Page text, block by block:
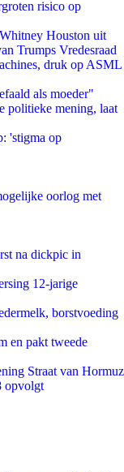
risico op
Houston uit
Trumps Vredesraad
druk op ASML
als moeder"
politieke mening, laat
'stigma op
oorlog met
na dickpic in
12-jarige
borstvoeding
en pakt tweede
Straat van Hormuz
opvolgt